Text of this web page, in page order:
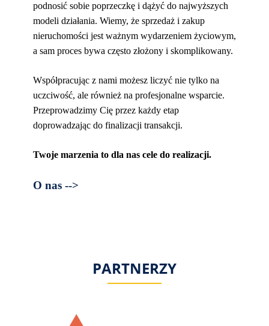
podnosić sobie poprzeczkę i dążyć do najwyższych
modeli działania. Wiemy, że sprzedaż i zakup
nieruchomości jest ważnym wydarzeniem życiowym,
a sam proces bywa często złożony i skomplikowany.
Współpracując z nami możesz liczyć nie tylko na
uczciwość, ale również na profesjonalne wsparcie.
Przeprowadzimy Cię przez każdy etap
doprowadzając do finalizacji transakcji.
Twoje marzenia to dla nas cele do realizacji.
O nas -->
PARTNERZY